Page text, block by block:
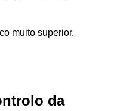
muito superior.
da